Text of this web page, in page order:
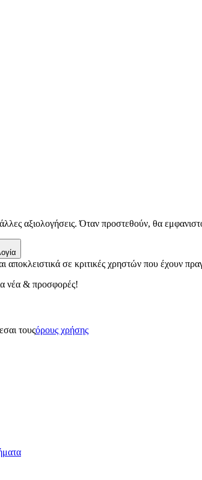
αξιολογήσεις. Όταν προστεθούν, θα
αποκλειστικά σε κριτικές χρηστών που έχουν
νέα & προσφορές!
τουςόρους χρήσης